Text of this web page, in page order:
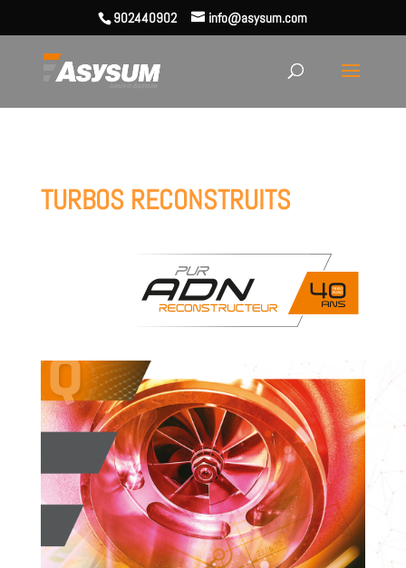
902440902 info@asysum.com
TURBOS RECONSTRUITS